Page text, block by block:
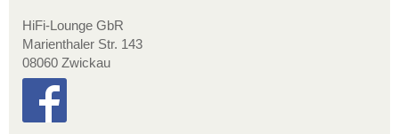
HiFi-Lounge GbR
Marienthaler Str. 143
08060 Zwickau